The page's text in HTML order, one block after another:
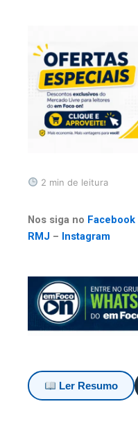
2 min de leitura
Nos siga no Facebook
RMJ – Instagram
Ler Resumo